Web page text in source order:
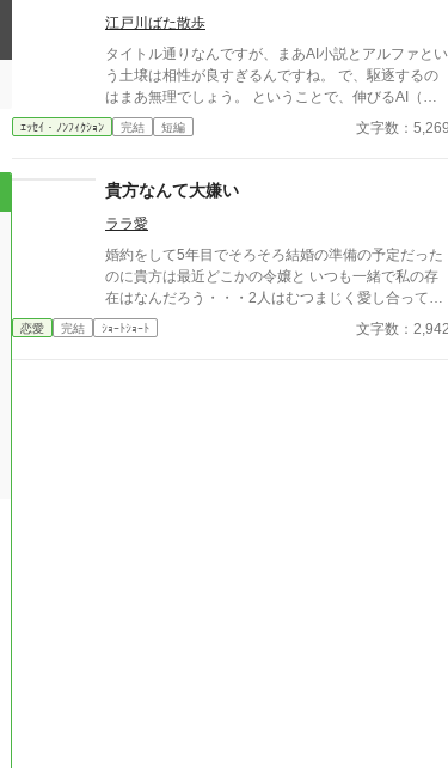
江戸川ばた散歩
タイトル通りなんですが、まあAI小説とアルファとい
う土壌は相性が良すぎるんですね。 で、駆逐するの
はまあ無理でしょう。 ということで、伸びるAI（と
思われる）小説から傾向と、そして自筆系にも生かせ
ること、そしてAIには無理なことに関して。
ｴｯｾｲ・ﾉﾝﾌｨｸｼｮﾝ 完結 短編 文字数：5,269
貴方なんて大嫌い
ララ愛
婚約をして5年目でそろそろ結婚の準備の予定だった
のに貴方は最近どこかの令嬢と いつも一緒で私の存
在はなんだろう・・・2人はむつまじく愛し合ってい
るとみんなが言っている それなら私はもういいで
す・・・貴方なんて大嫌い
恋愛 完結 ｼｮｰﾄｼｮｰﾄ 文字数：2,942